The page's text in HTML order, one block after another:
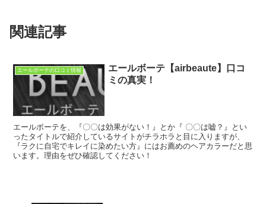
関連記事
エールボーテの口コミ情報
エールボーテ【airbeaute】口コ
ミの真実！
エールボーテを、『〇〇は効果がない！』とか『 〇〇は嘘？』とい
ったタイトルで紹介しているサイトがチラホラと目に入りますが、
『ラクに自宅でキレイに染めたい方』にはお薦めのヘアカラーだと思
います。理由をぜひ確認してください！